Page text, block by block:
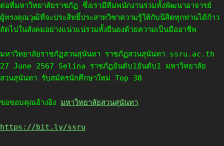
ต่อที่มหาวิทยาลัยราชภัฏ ซึ่งเรามีทีมพนักงานรวมทั้งพัฒนาอาจารย์
ผู้ทรงคุณวุฒิที่จะประสิทธิ์ประสาทวิชาความรู้ให้กับนิสิตทุกท่านได้ก้าว
ถัดไปในสังคมอย่างแน่วแน่รวมทั้งยืนยงด้วยความเป็นมืออาชีพ
มหาวิทยาลัยราชภัฏสวนสุนันทา ราชภัฏสวนสุนันทา ssru.ac.th
27 June 2567 Selina ราชภัฏอันดับ1อันดับ1 มหาวิทยาลัย
สวนสุนันทา รับสมัครนักศึกษาใหม่ Top 38
ขอขอบคุณอ้างอิง มหาวิทยาลัยสวนสุนันทา
https://bit.ly/ssru